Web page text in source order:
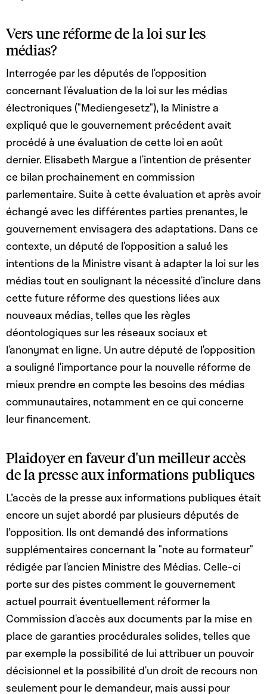
Vers une réforme de la loi sur les
médias?
Interrogée par les députés de l'opposition
concernant l'évaluation de la loi sur les médias
électroniques ("Mediengesetz"), la Ministre a
expliqué que le gouvernement précédent avait
procédé à une évaluation de cette loi en août
dernier. Elisabeth Margue a l'intention de présenter
ce bilan prochainement en commission
parlementaire. Suite à cette évaluation et après avoir
échangé avec les différentes parties prenantes, le
gouvernement envisagera des adaptations. Dans ce
contexte, un député de l'opposition a salué les
intentions de la Ministre visant à adapter la loi sur les
médias tout en soulignant la nécessité d'inclure dans
cette future réforme des questions liées aux
nouveaux médias, telles que les règles
déontologiques sur les réseaux sociaux et
l'anonymat en ligne. Un autre député de l'opposition
a souligné l'importance pour la nouvelle réforme de
mieux prendre en compte les besoins des médias
communautaires, notamment en ce qui concerne
leur financement.
Plaidoyer en faveur d'un meilleur accès
de la presse aux informations publiques
L’accès de la presse aux informations publiques était
encore un sujet abordé par plusieurs députés de
l’opposition. Ils ont demandé des informations
supplémentaires concernant la "note au formateur"
rédigée par l'ancien Ministre des Médias. Celle-ci
porte sur des pistes comment le gouvernement
actuel pourrait éventuellement réformer la
Commission d'accès aux documents par la mise en
place de garanties procédurales solides, telles que
par exemple la possibilité de lui attribuer un pouvoir
décisionnel et la possibilité d'un droit de recours non
seulement pour le demandeur, mais aussi pour